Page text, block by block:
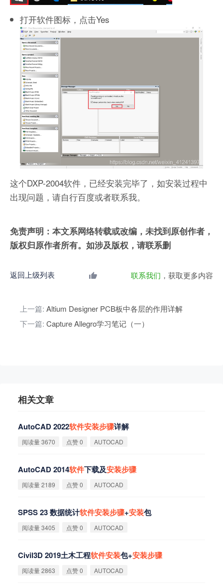
打开软件图标，点击Yes
这个DXP-2004软件，已经安装完毕了，如安装过程中
出现问题，请自行百度或者联系我。
免责声明：本文系网络转载或改编，未找到原创作者，
版权归原作者所有。如涉及版权，请联系删
返回上级列表 联系我们 ，获取更多内容
上一篇: Altium Designer PCB板中各层的作用详解
下一篇: Capture Allegro学习笔记（一）
相关文章
AutoCAD 2022软件安装步骤详解
阅读量 3670 点赞 0 AUTOCAD
AutoCAD 2014软件下载及安装步骤
阅读量 2189 点赞 0 AUTOCAD
SPSS 23 数据统计软件安装步骤+安装包
阅读量 3405 点赞 0 AUTOCAD
Civil3D 2019土木工程软件安装包+安装步骤
阅读量 2863 点赞 0 AUTOCAD